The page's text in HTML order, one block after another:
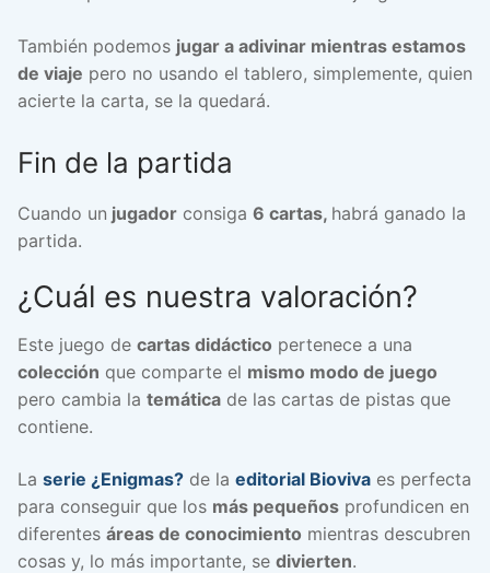
También podemos jugar a adivinar mientras estamos
de viaje pero no usando el tablero, simplemente, quien
acierte la carta, se la quedará.
Fin de la partida
Cuando un jugador consiga 6 cartas, habrá ganado la
partida.
¿Cuál es nuestra valoración?
Este juego de cartas didáctico pertenece a una
colección que comparte el mismo modo de juego
pero cambia la temática de las cartas de pistas que
contiene.
La serie ¿Enigmas? de la editorial Bioviva es perfecta
para conseguir que los más pequeños profundicen en
diferentes áreas de conocimiento mientras descubren
cosas y, lo más importante, se divierten.